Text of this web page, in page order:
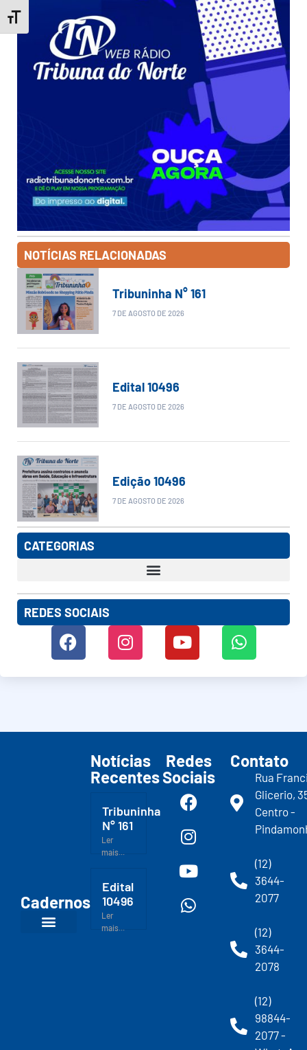
Toggle Font size
NOTÍCIAS RELACIONADAS
Tribuninha N° 161
7 DE AGOSTO DE 2026
Edital 10496
7 DE AGOSTO DE 2026
Edição 10496
7 DE AGOSTO DE 2026
CATEGORIAS
REDES SOCIAIS
Cadernos
Notícias
Recentes
Tribuninha
N° 161
Ler
mais...
Edital
10496
Ler
mais...
Redes
Sociais
Contato
Rua
Glicerio,
Centro -
(12)
3644-
2077
(12)
3644-
2078
(12)
98844-
2077 -